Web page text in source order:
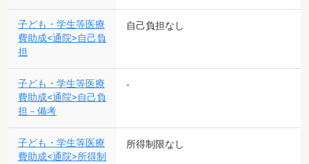
子ども・学生等医療
費助成<通院>自己負
担
自己負担なし
子ども・学生等医療
費助成<通院>自己負
担－備考
-
子ども・学生等医療
費助成<通院>所得制
所得制限なし